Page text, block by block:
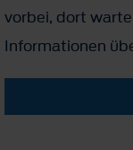
vorbei, dort
Informationen